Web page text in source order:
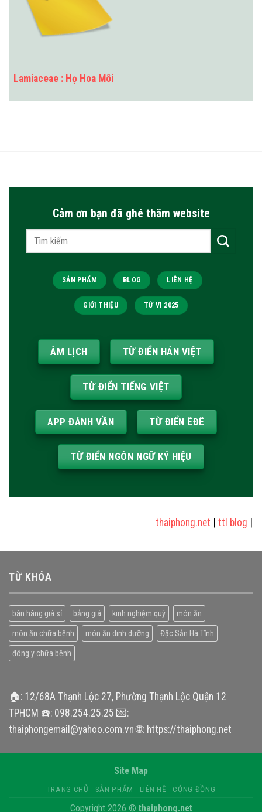
Lamiaceae : Họ Hoa Môi
Cảm ơn bạn đã ghé thăm website
Tìm
kiếm:
SẢN PHẨM BLOG LIÊN HỆ
GIỚI THIỆU TỬ VI 2025
ÂM LỊCH TỪ ĐIỂN HÁN VIỆT
TỪ ĐIỂN TIẾNG VIỆT
APP ĐÁNH VẦN TỪ ĐIỂN ÊĐÊ
TỪ ĐIỂN NGÔN NGỮ KÝ HIỆU
thaiphong.net|ttl blog |sửa
TỪ KHÓA
bán hàng giá sỉ bảng giá kinh nghiệm quý món ăn
món ăn chữa bệnh món ăn dinh dưỡng Đặc Sản Hà Tĩnh
đông y chữa bệnh
🏠: 12/68A Thạnh Lộc 27, Phường Thạnh Lộc Quận 12
TPHCM ☎️: 098.254.25.25 💌:
thaiphongemail@yahoo.com.vn 🌐: https://thaiphong.net
Site Map
TRANG CHỦ SẢN PHẨM LIÊN HỆ CỘNG ĐỒNG
Copyright 2026 © thaiphong.net